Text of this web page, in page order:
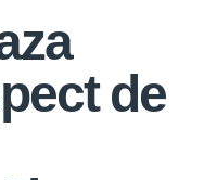
de